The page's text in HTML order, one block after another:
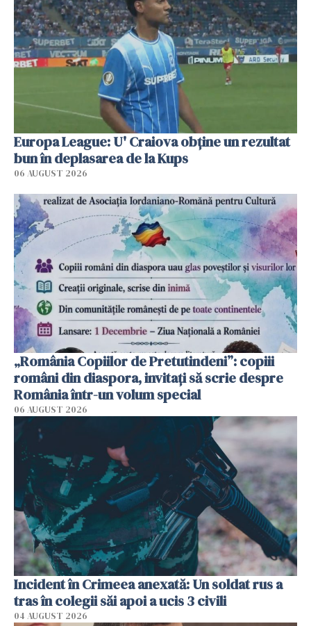
Europa League: U' Craiova obține un rezultat
bun în deplasarea de la Kups
06 AUGUST 2026
„România Copiilor de Pretutindeni”: copiii
români din diaspora, invitați să scrie despre
România într-un volum special
06 AUGUST 2026
Incident în Crimeea anexată: Un soldat rus a
tras în colegii săi apoi a ucis 3 civili
04 AUGUST 2026